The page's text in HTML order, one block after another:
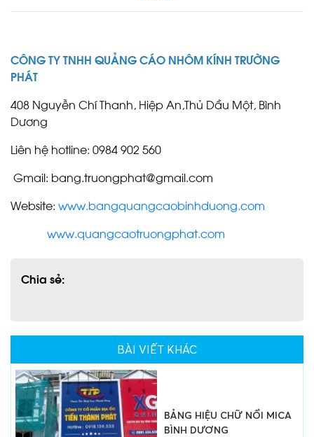
BÀI VIẾT KHÁC
DẦU MỘT
BẢNG HIỆU CHỮ NỔI MICA
BÌNH DƯƠNG
CÔNG TY TNHH QUẢNG CÁO NHÔM KÍNH TRƯỜNG
PHÁT
408 Nguyễn Chí Thanh, Hiệp An,Thủ Dầu Một, Bình
Dương
Liên hệ hotline: 0984 902 560
Gmail: bang.truongphat@gmail.com
Website: www.bangquangcaobinhduong.com
www.quangcaotruongphat.com
Chia sẻ: